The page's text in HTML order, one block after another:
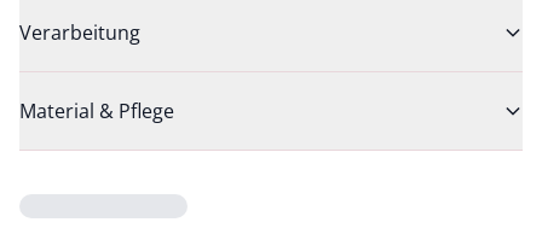
Verarbeitung
Material & Pflege